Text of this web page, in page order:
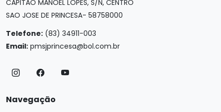
CAPITAO MANOEL LOPES, S/N, CENTRO
SAO JOSE DE PRINCESA- 58758000
Telefone: (83) 34911-003
Email: pmsjprincesa@bol.com.br
Navegação